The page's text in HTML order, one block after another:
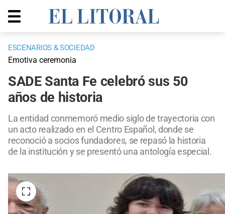
ESCENARIOS & SOCIEDAD
Emotiva ceremonia
SADE Santa Fe celebró sus 50
años de historia
La entidad conmemoró medio siglo de trayectoria con
un acto realizado en el Centro Español, donde se
reconoció a socios fundadores, se repasó la historia
de la institución y se presentó una antología especial.